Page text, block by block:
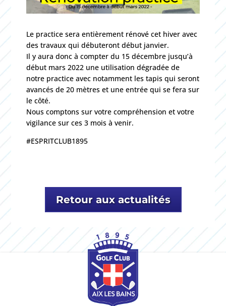
Le practice sera entièrement rénové cet hiver avec
des travaux qui débuteront début janvier.
Il y aura donc à compter du 15 décembre jusqu’à
début mars 2022 une utilisation dégradée de
notre practice avec notamment les tapis qui seront
avancés de 20 mètres et une entrée qui se fera sur
le côté.
Nous comptons sur votre compréhension et votre
vigilance sur ces 3 mois à venir.
#ESPRITCLUB1895
Retour aux actualités